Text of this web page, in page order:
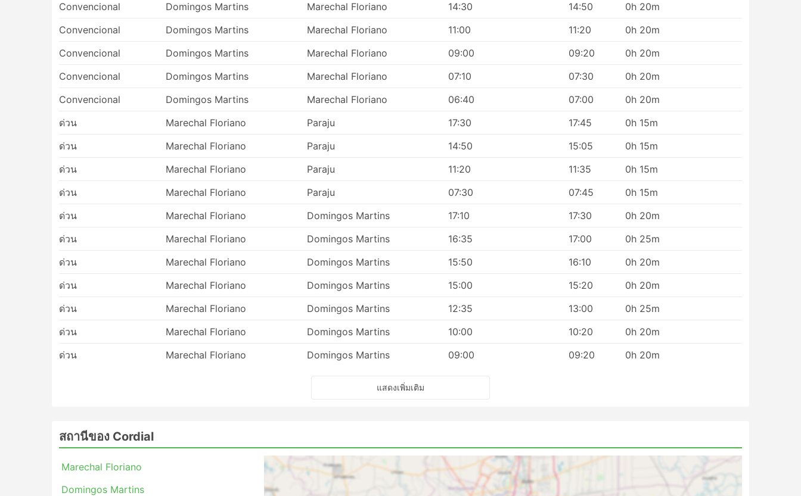
Convencional
Domingos Martins Marechal Floriano 14:30 14:50
0h 20m
Convencional
Domingos Martins Marechal Floriano 11:00 11:20
0h 20m
Convencional
Domingos Martins Marechal Floriano 09:00 09:20
0h 20m
Convencional
Domingos Martins Marechal Floriano 07:10 07:30
0h 20m
Convencional
Domingos Martins Marechal Floriano 06:40 07:00
0h 20m
ด่วน
Marechal Floriano Paraju 17:30 17:45
0h 15m
ด่วน
Marechal Floriano Paraju 14:50 15:05
0h 15m
ด่วน
Marechal Floriano Paraju 11:20 11:35
0h 15m
ด่วน
Marechal Floriano Paraju 07:30 07:45
0h 15m
ด่วน
Marechal Floriano Domingos Martins 17:10 17:30
0h 20m
ด่วน
Marechal Floriano Domingos Martins 16:35 17:00
0h 25m
ด่วน
Marechal Floriano Domingos Martins 15:50 16:10
0h 20m
ด่วน
Marechal Floriano Domingos Martins 15:00 15:20
0h 20m
ด่วน
Marechal Floriano Domingos Martins 12:35 13:00
0h 25m
ด่วน
Marechal Floriano Domingos Martins 10:00 10:20
0h 20m
ด่วน
Marechal Floriano Domingos Martins 09:00 09:20 0h 20m
แสดงเพิ่มเติม
สถานีของ Cordial
Marechal Floriano
Domingos Martins